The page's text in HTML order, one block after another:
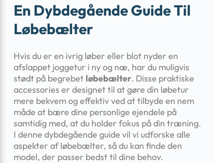
En Dybdegående Guide Til
Løbebælter
Hvis du er en ivrig løber eller blot nyder en
afslappet joggetur i ny og næ, har du muligvis
stødt på begrebet løbebælter. Disse praktiske
accessories er designet til at gøre din løbetur
mere bekvem og effektiv ved at tilbyde en nem
måde at bære dine personlige ejendele på
samtidig med, at du holder fokus på din træning.
I denne dybdegående guide vil vi udforske alle
aspekter af løbebælter, så du kan finde den
model, der passer bedst til dine behov.